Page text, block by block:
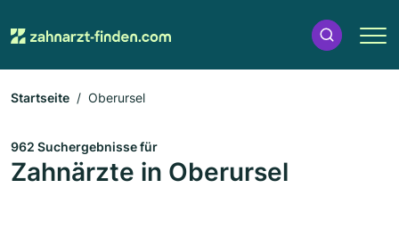
Startseite Oberursel
962 Suchergebnisse für
Zahnärzte in Oberursel